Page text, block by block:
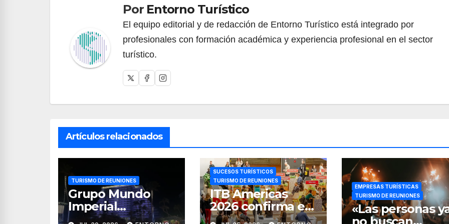
Por Entorno Turístico
El equipo editorial y de redacción de Entorno Turístico está integrado por
profesionales con formación académica y experiencia profesional en el sector
turístico.
Artículos relacionados
TURISMO DE REUNIONES
Grupo Mundo
Imperial
consolida a
SUCESOS TURÍSTICOS
TURISMO DE REUNIONES
ITB Americas
2026 confirma el
70% del piso de
EMPRESAS TURÍSTICAS
TURISMO DE REUNIONES
«Las personas